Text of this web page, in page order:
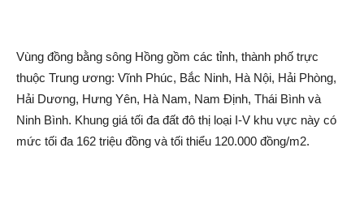
Vùng đồng bằng sông Hồng gồm các tỉnh, thành phố trực
thuộc Trung ương: Vĩnh Phúc, Bắc Ninh, Hà Nội, Hải Phòng,
Hải Dương, Hưng Yên, Hà Nam, Nam Định, Thái Bình và
Ninh Bình. Khung giá tối đa đất đô thị loại I-V khu vực này có
mức tối đa 162 triệu đồng và tối thiểu 120.000 đồng/m2.